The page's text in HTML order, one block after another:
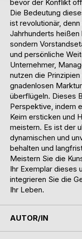
bevor der Konflikt
Die Bedeutung
ist revolutionär,
Jahrhunderts heißen
sondern
und persönliche
Unternehmer,
nutzen die
gnadenlosen
überflügeln. Dieses
Perspektive, indem
Keim ersticken und
meistern. Es ist der
dynamischen und
behalten und
Meistern Sie die
Ihr Exemplar dieses
integrieren Sie die
Ihr Leben.
AUTOR/IN